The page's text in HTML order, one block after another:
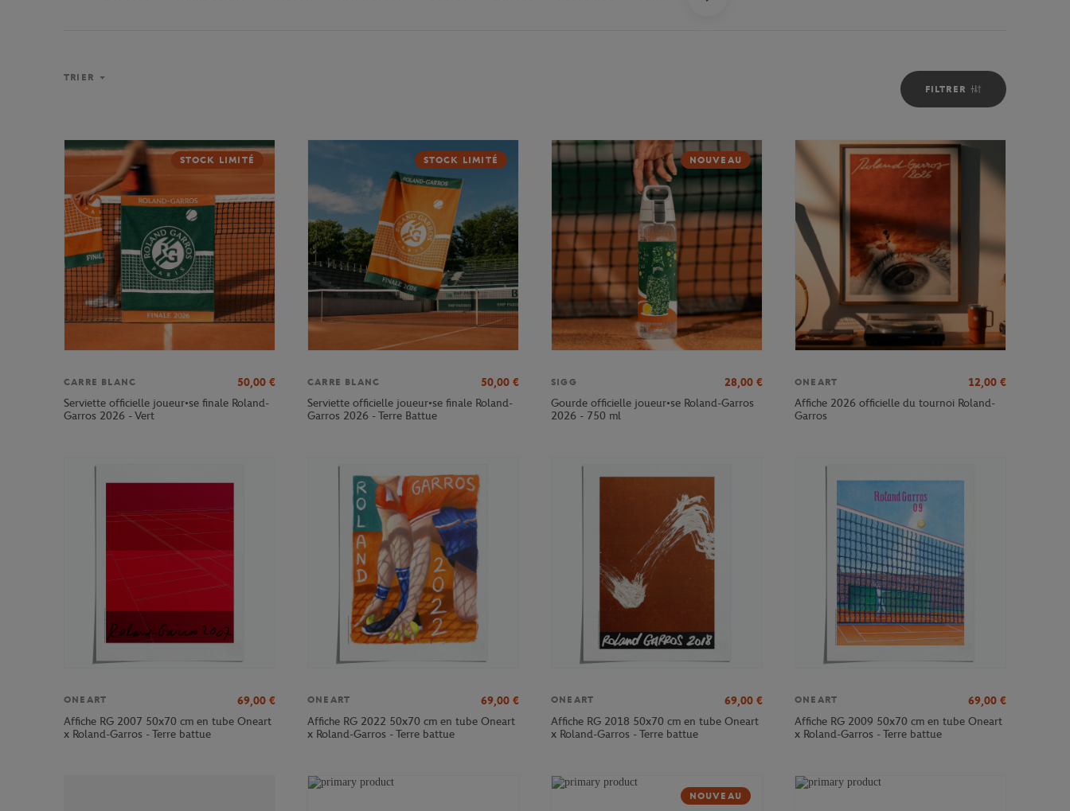
FILTRER
TRIER
STOCK LIMITÉ
CARRE BLANC 50,00 €
Serviette officielle joueur•se finale Roland-
Garros 2026 - Vert
STOCK LIMITÉ
CARRE BLANC 50,00 €
Serviette officielle joueur•se finale Roland-
Garros 2026 - Terre Battue
NOUVEAU
SIGG 28,00 €
Gourde officielle joueur•se Roland-Garros
2026 - 750 ml
ONEART 12,00 €
Affiche 2026 officielle du tournoi Roland-
Garros
ONEART 69,00 €
Affiche RG 2007 50x70 cm en tube Oneart
x Roland-Garros - Terre battue
ONEART 69,00 €
Affiche RG 2022 50x70 cm en tube Oneart
x Roland-Garros - Terre battue
ONEART 69,00 €
Affiche RG 2018 50x70 cm en tube Oneart
x Roland-Garros - Terre battue
ONEART 69,00 €
Affiche RG 2009 50x70 cm en tube Oneart
x Roland-Garros - Terre battue
NOUVEAU